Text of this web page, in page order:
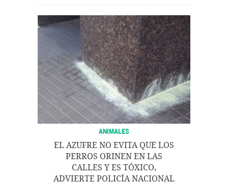
ANIMALES
EL AZUFRE NO EVITA QUE LOS
PERROS ORINEN EN LAS
CALLES Y ES TÓXICO,
ADVIERTE POLICÍA NACIONAL